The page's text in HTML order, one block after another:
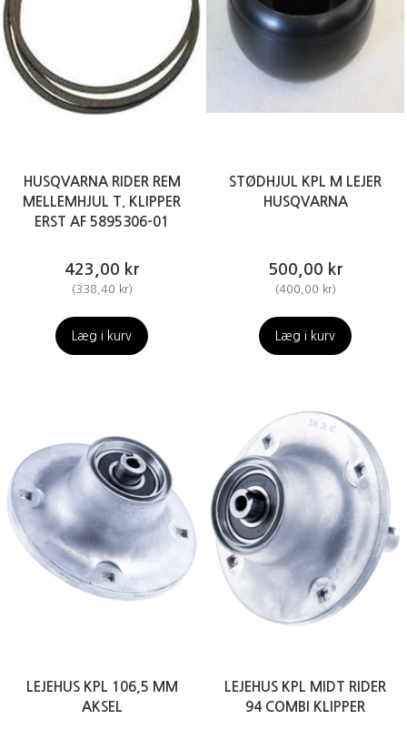
HUSQVARNA RIDER REM
MELLEMHJUL T. KLIPPER
ERST AF 5895306-01
423,00 kr
(338,40 kr)
Læg i kurv
STØDHJUL KPL M LEJER
HUSQVARNA
500,00 kr
(400,00 kr)
Læg i kurv
LEJEHUS KPL 106,5 MM
AKSEL
LEJEHUS KPL MIDT RIDER
94 COMBI KLIPPER